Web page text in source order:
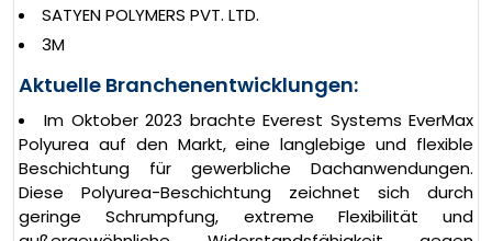
SATYEN POLYMERS PVT. LTD.
3M
Aktuelle Branchenentwicklungen:
Im Oktober 2023 brachte Everest Systems EverMax
Polyurea auf den Markt, eine langlebige und flexible
Beschichtung für gewerbliche Dachanwendungen.
Diese Polyurea-Beschichtung zeichnet sich durch
geringe Schrumpfung, extreme Flexibilität und